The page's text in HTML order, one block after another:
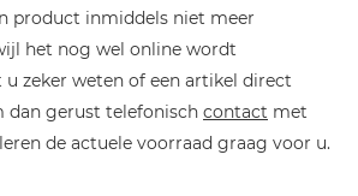
product inmiddels niet meer
het nog wel online wordt
zeker weten of een artikel direct
dan gerust telefonisch contact met
de actuele voorraad graag voor u.